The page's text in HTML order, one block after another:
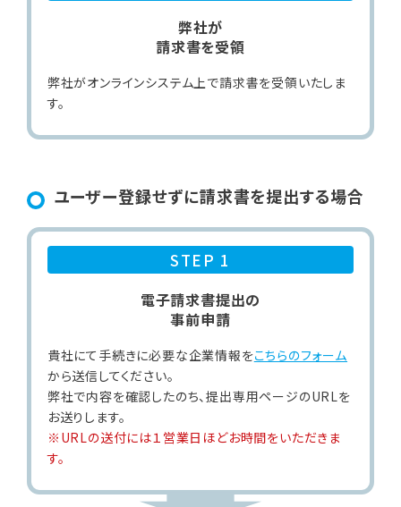
弊社が
請求書を受領
弊社がオンラインシステム上で請求書を受領いたしま
す。
ユーザー登録せずに請求書を提出する場合
STEP 1
電子請求書提出の
事前申請
貴社にて手続きに必要な企業情報をこちらのフォーム
から送信してください。
弊社で内容を確認したのち、提出専用ページのURLを
お送りします。
※URLの送付には１営業日ほどお時間をいただきま
す。